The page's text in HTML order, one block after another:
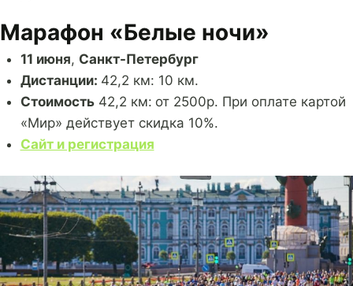
Марафон «Белые ночи»
11 июня, Санкт-Петербург
Дистанции: 42,2 км: 10 км.
Стоимость42,2 км: от 2500р. При оплате картой
«Мир» действует скидка 10%.
Сайт и регистрация